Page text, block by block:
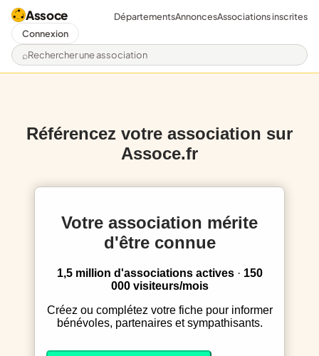
Assoce
Rechercher une association
DépartementsAnnoncesAssociations inscrites
Connexion
Référencez votre association sur
Assoce.fr
Votre association mérite
d'être connue
1,5 million d'associations actives· 150
000 visiteurs/mois
Créez ou complétez votre fiche pour informer
bénévoles, partenaires et sympathisants.